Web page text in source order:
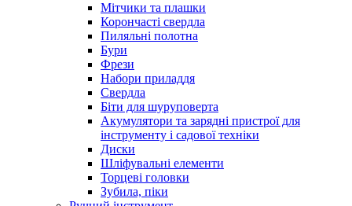
Мітчики та плашки
Корончасті свердла
Пиляльні полотна
Бури
Фрези
Набори приладдя
Свердла
Біти для шуруповерта
Акумулятори та зарядні пристрої для
інструменту і садової техніки
Диски
Шліфувальні елементи
Торцеві головки
Зубила, піки